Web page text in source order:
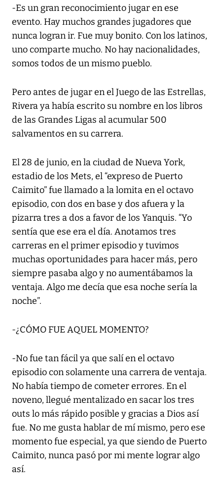
-Es un gran reconocimiento jugar en ese
evento. Hay muchos grandes jugadores que
nunca logran ir. Fue muy bonito. Con los latinos,
uno comparte mucho. No hay nacionalidades,
somos todos de un mismo pueblo.
Pero antes de jugar en el Juego de las Estrellas,
Rivera ya había escrito su nombre en los libros
de las Grandes Ligas al acumular 500
salvamentos en su carrera.
El 28 de junio, en la ciudad de Nueva York,
estadio de los Mets, el “expreso de Puerto
Caimito” fue llamado a la lomita en el octavo
episodio, con dos en base y dos afuera y la
pizarra tres a dos a favor de los Yanquis. “Yo
sentía que ese era el día. Anotamos tres
carreras en el primer episodio y tuvimos
muchas oportunidades para hacer más, pero
siempre pasaba algo y no aumentábamos la
ventaja. Algo me decía que esa noche sería la
noche”.
-¿CÓMO FUE AQUEL MOMENTO?
-No fue tan fácil ya que salí en el octavo
episodio con solamente una carrera de ventaja.
No había tiempo de cometer errores. En el
noveno, llegué mentalizado en sacar los tres
outs lo más rápido posible y gracias a Dios así
fue. No me gusta hablar de mí mismo, pero ese
momento fue especial, ya que siendo de Puerto
Caimito, nunca pasó por mi mente lograr algo
así.